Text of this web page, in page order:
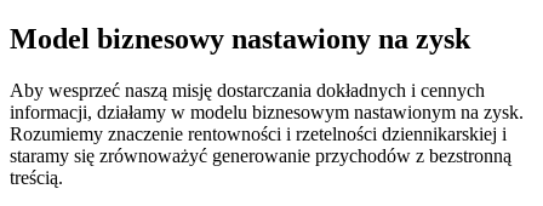
Model biznesowy nastawiony na zysk
Aby wesprzeć naszą misję dostarczania dokładnych i cennych
informacji, działamy w modelu biznesowym nastawionym na zysk.
Rozumiemy znaczenie rentowności i rzetelności dziennikarskiej i
staramy się zrównoważyć generowanie przychodów z bezstronną
treścią.